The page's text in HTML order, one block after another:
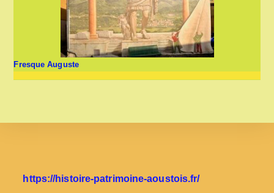
Fresque Auguste
https://histoire-patrimoine-aoustois.fr/